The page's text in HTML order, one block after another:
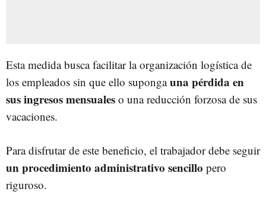
Esta medida busca facilitar la organización logística de
los empleados sin que ello supongauna pérdida en
sus ingresos mensuales o una reducción forzosa de sus
vacaciones.
Para disfrutar de este beneficio, el trabajador debe seguir
un procedimiento administrativo sencillo pero
riguroso.